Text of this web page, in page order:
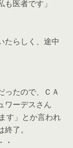
医者です」
たらしく、途中
ったので、ＣＡ
ワーデスさん
す」とか言われ
了。
・